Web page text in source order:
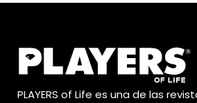
PLAYERS of Life es una de las